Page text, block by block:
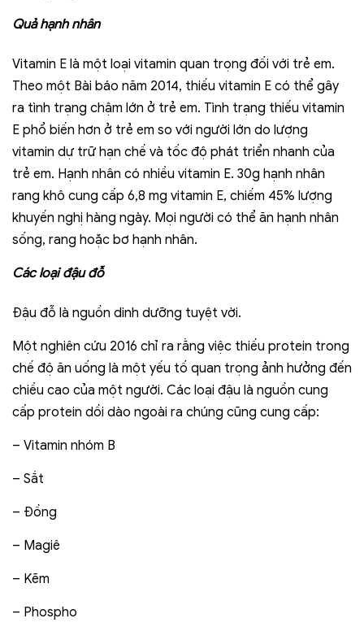
Quả hạnh nhân
Vitamin E là một loại vitamin quan trọng đối với trẻ em.
Theo một Bài báo năm 2014, thiếu vitamin E có thể gây
ra tình trạng chậm lớn ở trẻ em. Tình trạng thiếu vitamin
E phổ biến hơn ở trẻ em so với người lớn do lượng
vitamin dự trữ hạn chế và tốc độ phát triển nhanh của
trẻ em. Hạnh nhân có nhiều vitamin E. 30g hạnh nhân
rang khô cung cấp 6,8 mg vitamin E, chiếm 45% lượng
khuyến nghị hàng ngày. Mọi người có thể ăn hạnh nhân
sống, rang hoặc bơ hạnh nhân.
Các loại đậu đỗ
Đậu đỗ là nguồn dinh dưỡng tuyệt vời.
Một nghiên cứu 2016 chỉ ra rằng việc thiếu protein trong
chế độ ăn uống là một yếu tố quan trọng ảnh hưởng đến
chiều cao của một người. Các loại đậu là nguồn cung
cấp protein dồi dào ngoài ra chúng cũng cung cấp:
– Vitamin nhóm B
– Sắt
– Đồng
– Magiê
– Kẽm
– Phospho